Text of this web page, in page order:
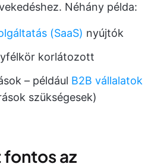
Néhány példa:
(SaaS) nyújtók
korlátozott
– például B2B vállalatok
szükségesek)
az